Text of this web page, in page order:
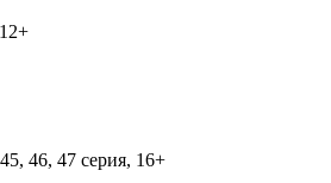
46, 47 серия, 16+